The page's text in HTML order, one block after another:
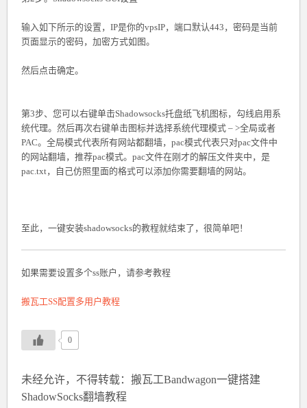
输入如下所示的设置，IP是你的vpsIP，端口默认443，密码是当前
页面显示的密码，加密方式如图。
然后点击确定。
第3步、您可以右键单击Shadowsocks托盘纸飞机图标，勾线启用系
统代理。然后再次右键单击图标并选择系统代理模式 – >全局或者
PAC。全局模式代表所有网站都翻墙，pac模式代表只对pac文件中
的网站翻墙，推荐pac模式。pac文件在刚才的解压文件夹中，是
pac.txt，自己仿照里面的格式可以添加你需要翻墙的网站。
至此，一键安装shadowsocks的教程就结束了，很简单吧！
如果需要设置多个ss账户，请参考教程
搬瓦工SS配置多用户教程
0
未经允许，不得转载： 搬瓦工Bandwagon一键搭建
ShadowSocks翻墙教程